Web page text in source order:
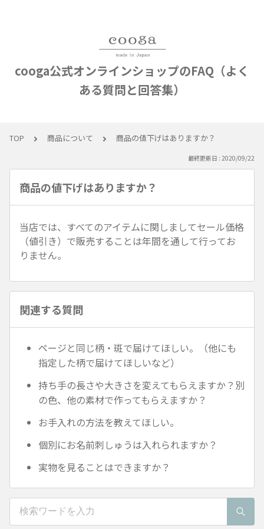
cooga公式オンラインショップのFAQ（よく
ある質問と回答集）
TOP 商品について 商品の値下げはありますか？
最終更新日 : 2020/09/22
商品の値下げはありますか？
当店では、すべてのアイテムに関しましてセール価格
（値引き）で販売することは年間を通して行ってお
りません。
関連する質問
ページと同じ柄・斑で届けてほしい。（他にも
指定した柄で届けてほしいなど）
持ち手の長さや大きさを変えてもらえますか？別
の色、他の素材で作ってもらえますか？
お手入れの方法を教えてほしい。
個別にお名前刺しゅうは入れられますか？
実物を見ることはできますか？